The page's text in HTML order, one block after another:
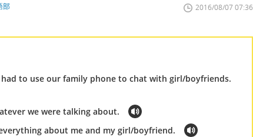
部 2016/08/07 07:36
to use our family phone to chat with girl/boyfriends.
we were talking about.
about me and my girl/boyfriend.